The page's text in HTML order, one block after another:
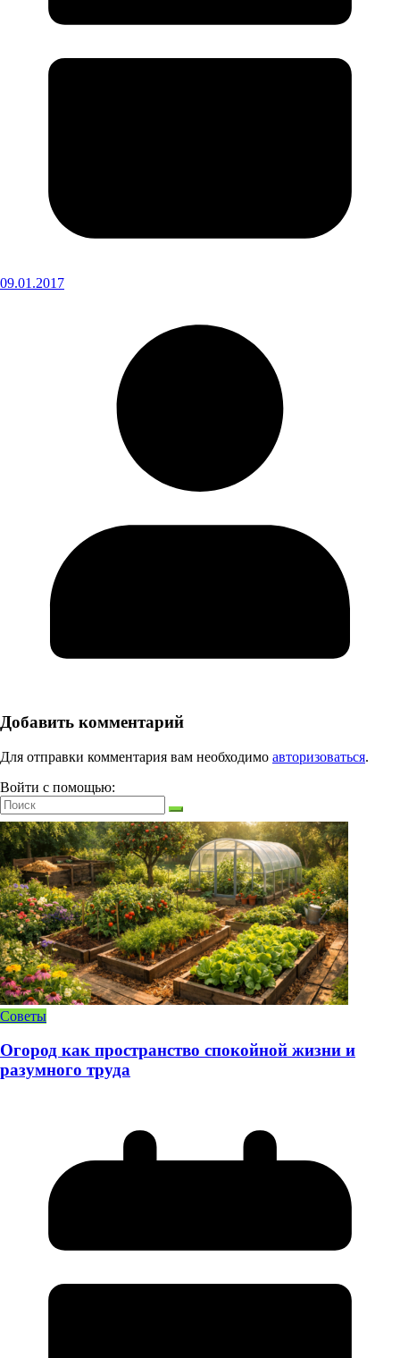
09.01.2017
Добавить комментарий
Для отправки комментария вам необходимо авторизоваться.
Войти с помощью:
Советы
Огород как пространство спокойной жизни и
разумного труда